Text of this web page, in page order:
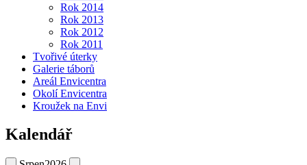
Rok 2014
Rok 2013
Rok 2012
Rok 2011
Tvořivé úterky
Galerie táborů
Areál Envicentra
Okolí Envicentra
Kroužek na Envi
Kalendář